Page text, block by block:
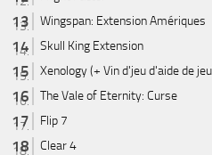
Wingspan: Extension Amériques
Skull King Extension
Xenology (+ Vin d'jeu d'aide de
The Vale of Eternity: Curse
Flip 7
Clear 4